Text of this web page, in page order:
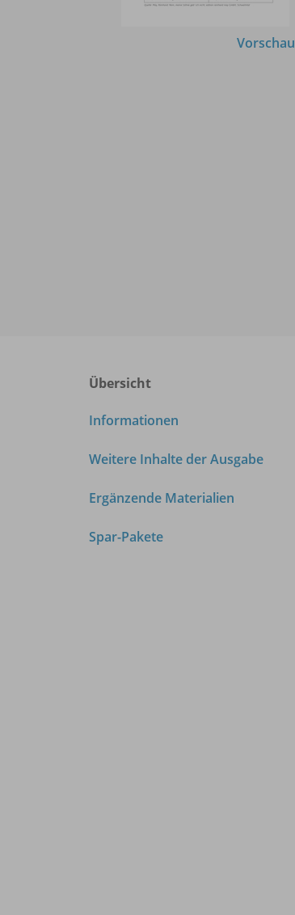
Vorschau
Übersicht
Informationen
Weitere Inhalte der Ausgabe
Ergänzende Materialien
Spar-Pakete